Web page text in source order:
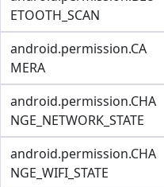
ETOOTH_SCAN
android.permission.CA
MERA
android.permission.CHA
NGE_NETWORK_STATE
android.permission.CHA
NGE_WIFI_STATE